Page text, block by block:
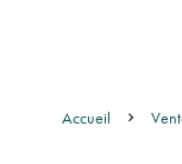
Accueil